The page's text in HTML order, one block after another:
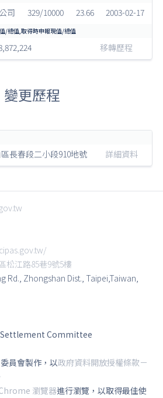
司 329/10000 23.66 2003-02-17
移轉歷程
變更歷程
長春段二小段910地號 詳細資料
松江路85巷9號5樓
Rd., Zhongshan Dist., Taipei,Taiwan,
Committee
員會製作，以政府資料開放授權條款－
瀏覽器進行瀏覽，以取得最佳使